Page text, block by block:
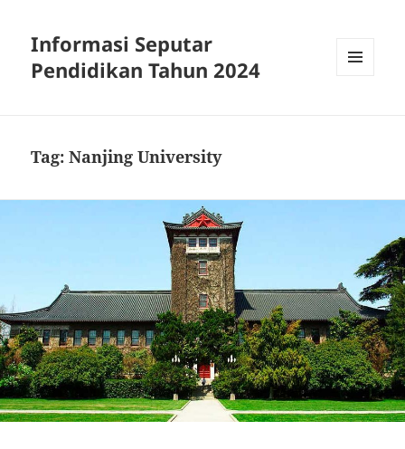
Informasi Seputar
Pendidikan Tahun 2024
Tag:Nanjing University